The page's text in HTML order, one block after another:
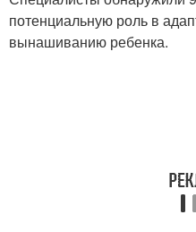
потенциальную роль в
вынашиванию ребенка.